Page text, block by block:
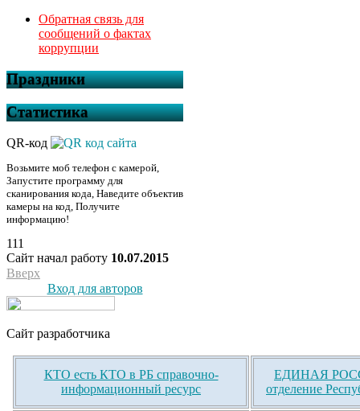
Обратная связь для
сообщений о фактах
коррупции
Праздники
Статистика
QR-код
Возьмите моб телефон с камерой,
Запустите программу для
сканирования кода, Наведите объектив
камеры на код, Получите
информацию!
111
Сайт начал работу 10.07.2015
Вверх
Вход для авторов
Сайт разработчика
КТО есть КТО в РБ справочно-
информационный ресурс
ЕДИНАЯ
отделение